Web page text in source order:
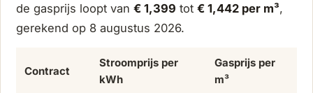
de gasprijs loopt van € 1,399 tot € 1,442 per m³,
gerekend op 8 augustus 2026.
Contract
Stroomprijs per
kWh
Gasprijs per
m³